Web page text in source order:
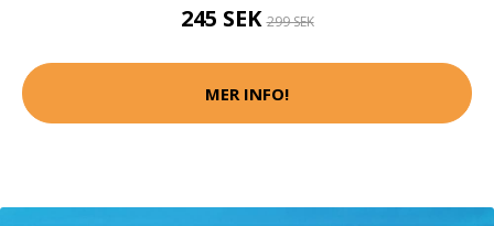
245 SEK299 SEK
MER INFO!